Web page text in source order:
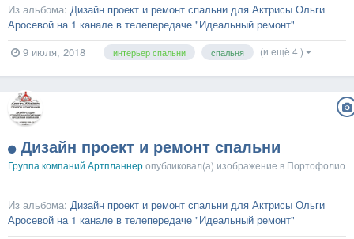
Из альбома: Дизайн проект и ремонт спальни для Актрисы Ольги
Аросевой на 1 канале в телепередаче "Идеальный ремонт"
9 июля, 2018
интерьер спальни спальня (и ещё 4 )
Дизайн проект и ремонт спальни
Группа компаний Артпланнеропубликовал(а) изображение в Портофолио
Из альбома: Дизайн проект и ремонт спальни для Актрисы Ольги
Аросевой на 1 канале в телепередаче "Идеальный ремонт"